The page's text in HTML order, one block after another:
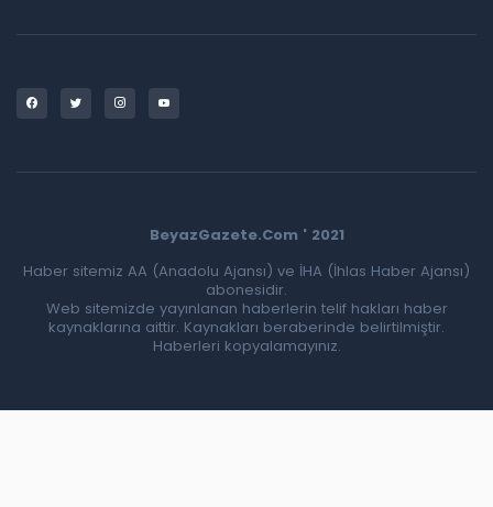
BeyazGazete.Com ' 2021
Haber sitemiz AA (Anadolu Ajansı) ve İHA (İhlas Haber Ajansı)
abonesidir.
Web sitemizde yayınlanan haberlerin telif hakları haber
kaynaklarına aittir. Kaynakları beraberinde belirtilmiştir.
Haberleri kopyalamayınız.